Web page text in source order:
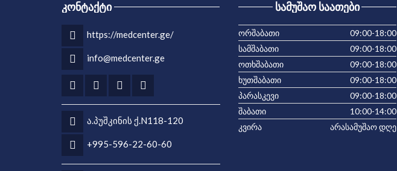
ᲙᲝᲜᲢᲐᲥᲢᲘ
https://medcenter.ge/
info@medcenter.ge
ა.პუშკინის ქ.N118-120
+995-596-22-60-60
ᲡᲐᲛᲣᲨᲐᲝ ᲡᲐᲐᲗᲔᲑᲘ
ორშაბათი
09:00-18:00
სამშაბათი
09:00-18:00
ოთხშაბათი
09:00-18:00
ხუთშაბათი
09:00-18:00
პარასკევი
09:00-18:00
შაბათი
10:00-14:00
კვირა
არასამუშაო დღე